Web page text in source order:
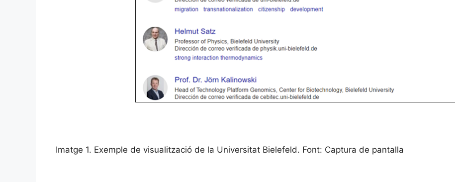
Imatge 1. Exemple de visualització de la Universitat Bielefeld. Font: Captura de pantalla